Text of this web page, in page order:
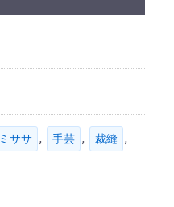
ミササ , 手芸 , 裁縫 ,